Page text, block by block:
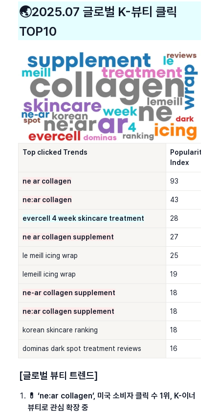
🌏2025.07 글로벌 K-뷰티 클릭
TOP10
Top clicked Trends
Popularity
Index
ne ar collagen 93
ne:ar collagen 43
evercell 4 week skincare treatment 28
ne ar collagen supplement 27
le meill icing wrap 25
lemeill icing wrap 19
ne-ar collagen supplement 18
ne:ar collagen supplement 18
korean skincare ranking 18
dominas dark spot treatment reviews 16
[글로벌 뷰티 트렌드]
💊 ‘ne:ar collagen’, 미국 소비자 클릭 수 1위, K-이너
뷰티로 관심 확장 중